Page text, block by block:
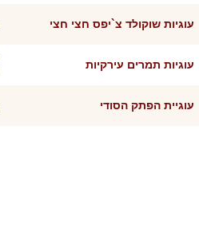
עוגיות שוקולד צ`יפס חצי חצי
עוגיות תמרים עירקיות
עוגיית הפתק הסודי